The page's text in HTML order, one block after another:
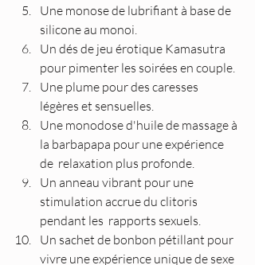
Une monose de lubrifiant à base de
silicone au monoi.
Un dés de jeu érotique Kamasutra
pour pimenter les soirées en couple.
Une plume pour des caresses
légères et sensuelles.
Une monodose d'huile de massage à
la barbapapa pour une expérience
de  relaxation plus profonde.
Un anneau vibrant pour une
stimulation accrue du clitoris
pendant les  rapports sexuels.
Un sachet de bonbon pétillant pour
vivre une expérience unique de sexe